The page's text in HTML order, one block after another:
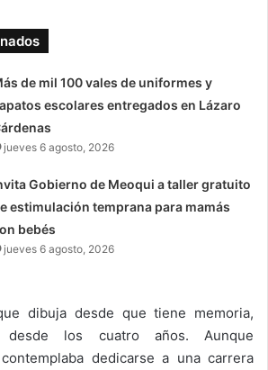
de mil 100 vales de uniformes y
escolares entregados en Lázaro
jueves 6 agosto, 2026
Gobierno de Meoqui a taller gratuito
estimulación temprana para mamás
bebés
jueves 6 agosto, 2026
dibuja desde que tiene memoria,
desde los cuatro años. Aunque
dedicarse a una carrera